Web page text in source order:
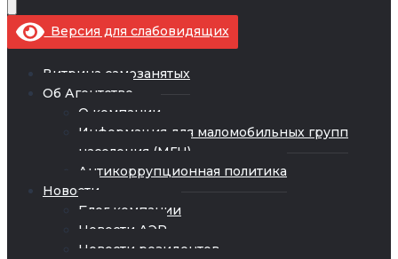
Версия для слабовидящих
Витрина самозанятых
Об Агентстве
О компании
Информация для маломобильных групп
населения (МГН)
Антикоррупционная политика
Новости
Блог компании
Новости АЭР
Новости резидентов